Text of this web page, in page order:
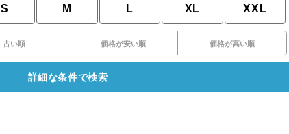
S M L XL XXL
古い順 価格が安い順 価格が高い順
詳細な条件で検索